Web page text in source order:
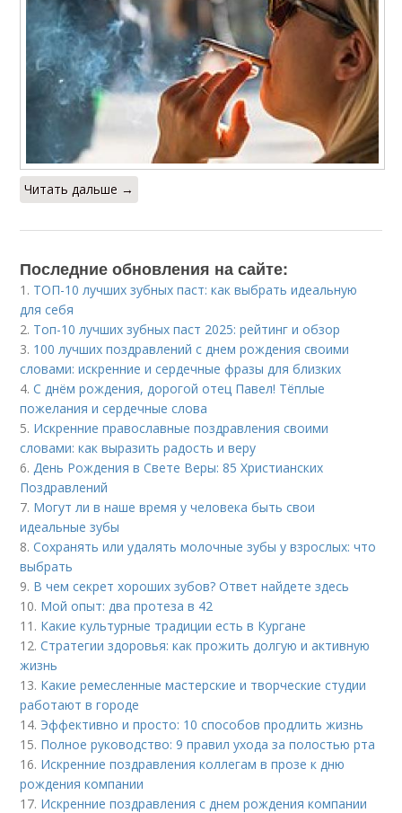
Читать дальше →
Последние обновления на сайте:
1. ТОП-10 лучших зубных паст: как выбрать идеальную
для себя
2. Топ-10 лучших зубных паст 2025: рейтинг и обзор
3. 100 лучших поздравлений с днем рождения своими
словами: искренние и сердечные фразы для близких
4.С днём рождения, дорогой отец Павел! Тёплые
пожелания и сердечные слова
5. Искренние православные поздравления своими
словами: как выразить радость и веру
6. День Рождения в Свете Веры: 85 Христианских
Поздравлений
7. Могут ли в наше время у человека быть свои
идеальные зубы
8.Сохранять или удалять молочные зубы у взрослых: что
выбрать
9. В чем секрет хороших зубов? Ответ найдете здесь
10. Мой опыт: два протеза в 42
11. Какие культурные традиции есть в Кургане
12.Стратегии здоровья: как прожить долгую и активную
жизнь
13. Какие ремесленные мастерские и творческие студии
работают в городе
14. Эффективно и просто: 10 способов продлить жизнь
15. Полное руководство: 9 правил ухода за полостью рта
16. Искренние поздравления коллегам в прозе к дню
рождения компании
17. Искренние поздравления с днем рождения компании